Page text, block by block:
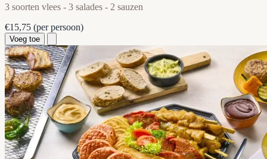
3 soorten vlees - 3 salades - 2 sauzen
€15,75 (per persoon)
Voeg toe